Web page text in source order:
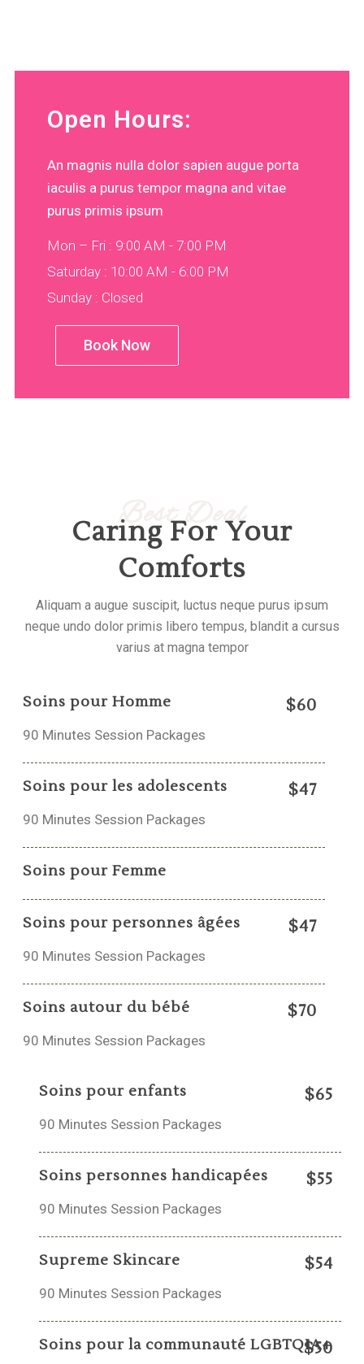
Open Hours:
An magnis nulla dolor sapien augue porta
iaculis a purus tempor magna and vitae
purus primis ipsum
Mon – Fri : 9:00 AM - 7:00 PM
Saturday : 10:00 AM - 6:00 PM
Sunday : Closed
Book Now
Best Deal
Caring For Your
Comforts
Aliquam a augue suscipit, luctus neque purus ipsum
neque undo dolor primis libero tempus, blandit a cursus
varius at magna tempor
Soins pour Homme
90 Minutes Session Packages
$60
Soins pour les adolescents
90 Minutes Session Packages
$47
Soins pour Femme
Soins pour personnes âgées
90 Minutes Session Packages
$47
Soins autour du bébé
90 Minutes Session Packages
$70
Soins pour enfants
90 Minutes Session Packages
$65
Soins personnes handicapées
90 Minutes Session Packages
$55
Supreme Skincare
90 Minutes Session Packages
$54
Soins pour la communauté LGBTQIA+
$50